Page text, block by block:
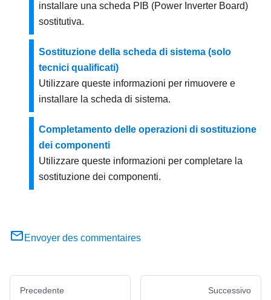
installare una scheda PIB (Power Inverter Board)
sostitutiva.
Sostituzione della scheda di sistema (solo
tecnici qualificati)
Utilizzare queste informazioni per rimuovere e
installare la scheda di sistema.
Completamento delle operazioni di sostituzione
dei componenti
Utilizzare queste informazioni per completare la
sostituzione dei componenti.
Envoyer des commentaires
Precedente Successivo